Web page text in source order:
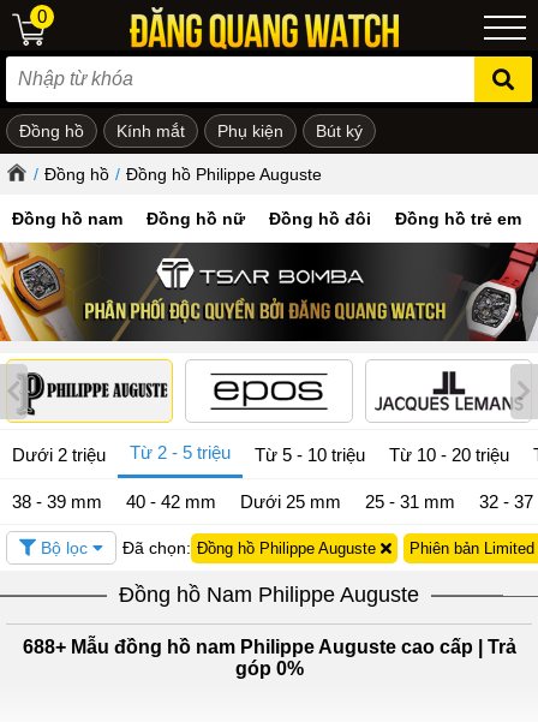
em
0
Đồng hồ Kính mắt Phụ kiện Bút ký
/ Đồng hồ / Đồng hồ Philippe Auguste
Đồng hồ nam Đồng hồ nữ Đồng hồ đôi Đồng hồ trẻ em
Dưới 2 triệu Từ 2 - 5 triệu Từ 5 - 10 triệu Từ 10 - 20 triệu
38 - 39 mm 40 - 42 mm Dưới 25 mm 25 - 31 mm 32 -
Bộ lọc Đã chọn: Đồng hồ Philippe Auguste Phiên bản Limited
Đồng hồ Nam Philippe Auguste
688+ Mẫu đồng hồ nam Philippe Auguste cao cấp | Trả
góp 0%